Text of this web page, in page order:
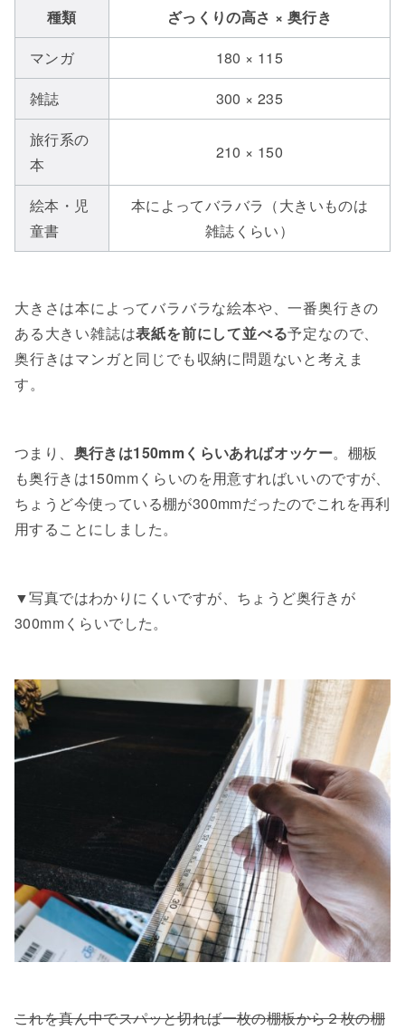
種類
ざっくりの高さ × 奥行き
マンガ
180 × 115
雑誌
300 × 235
旅行系の
本
210 × 150
絵本・児
童書
本によってバラバラ（大きいものは
雑誌くらい）
大きさは本によってバラバラな絵本や、一番奥行きの
ある大きい雑誌は表紙を前にして並べる予定なので、
奥行きはマンガと同じでも収納に問題ないと考えま
す。
つまり、 奥行きは150mmくらいあればオッケー。棚板
も奥行きは150mmくらいのを用意すればいいのですが、
ちょうど今使っている棚が300mmだったのでこれを再利
用することにしました。
▼写真ではわかりにくいですが、ちょうど奥行きが
300mmくらいでした。
これを真ん中でスパッと切れば一枚の棚板から２枚の棚